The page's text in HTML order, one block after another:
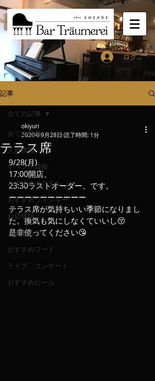
ログイン
記事
全ての記事
入荷情報
イベント情報
おすすめカクテル
おすすめウィスキー
お店情報
おすすめワイン
おすすめフード
ライブ、コンサート
おすすめビール
全ての記事
テラス席
okiyuri
2020年9月28日 読了時間: 1分
9/28(月)
17:00開店、
23:30ラストオーダー、です。
ーーーーーーーーーー
テラス席が気持ちいい季節になりまし
た。換気も気にしなくていいし😚
是非使ってください😘